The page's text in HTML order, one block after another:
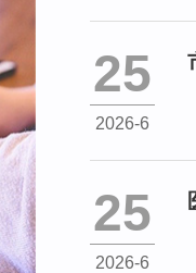
25
2026-6
25
2026-6